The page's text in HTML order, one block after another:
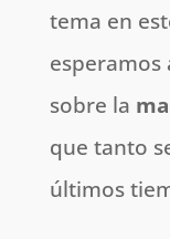
tema en
sobre la
que tanto
últimos